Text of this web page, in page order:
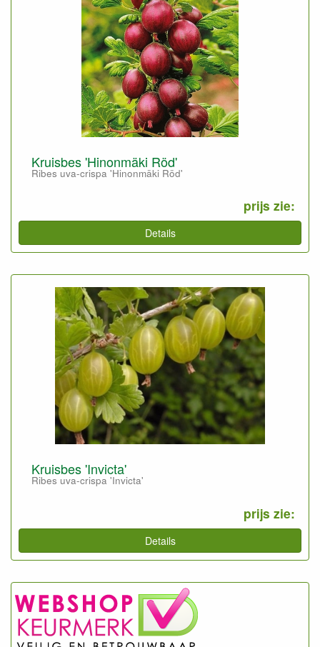
Kruisbes 'Hinonmäki Röd'
Ribes uva-crispa 'Hinonmäki Röd'
prijs zie:
Details
Kruisbes 'Invicta'
Ribes uva-crispa 'Invicta'
prijs zie:
Details